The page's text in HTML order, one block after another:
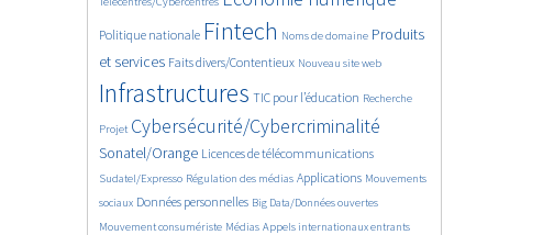
Politique nationale
5188/5650 Fintech
688/5650
Noms de domaine
2414/5650
Produits
et services
1612/5650 Faits divers/Contentieux
838/5650 Nouveau site web
5650/5650
Infrastructures
1835/5650
TIC pour l’éducation
197/5650
Recherche
248/5650
Projet
3594/5650Cybersécurité/Cybercriminalité
2329/5650
Sonatel/Orange
1632/5650 Licences de télécommunications
289/5650
Sudatel/Expresso
1027/5650 Régulation des médias
1526/5650 Applications
1185/5650
Mouvements
sociaux
1673/5650Données personnelles
141/5650 Big Data/Données ouvertes
632/5650
Mouvement consumériste
375/5650 Médias
669/5650 Appels internationaux entrants
1752/5650